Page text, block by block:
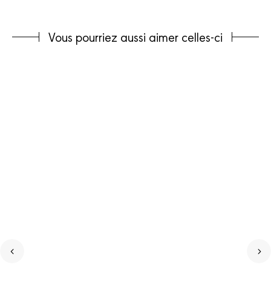
Vous pourriez aussi aimer celles-ci